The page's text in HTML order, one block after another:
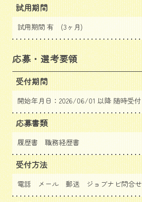
試用期間
試用期間 有 (3ヶ月)
応募・選考要領
受付期間
開始年月日：2026/06/01 以降 随時受付
応募書類
履歴書 職務経歴書
受付方法
電話 メール 郵送 ジョブナビ問合せ